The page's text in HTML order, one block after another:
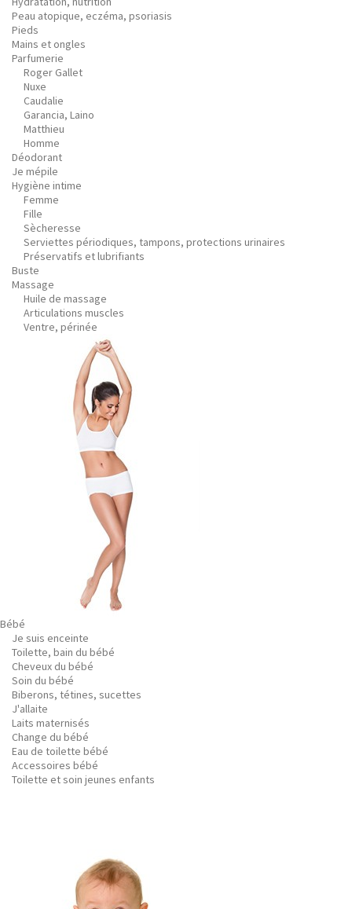
Peau atopique, eczéma, psoriasis
Pieds
Mains et ongles
Parfumerie
Roger Gallet
Nuxe
Caudalie
Garancia, Laino
Matthieu
Homme
Déodorant
Je mépile
Hygiène intime
Femme
Fille
Sècheresse
Serviettes périodiques, tampons, protections urinaires
Préservatifs et lubrifiants
Buste
Massage
Huile de massage
Articulations muscles
Ventre, périnée
Bébé
Je suis enceinte
Toilette, bain du bébé
Cheveux du bébé
Soin du bébé
Biberons, tétines, sucettes
J'allaite
Laits maternisés
Change du bébé
Eau de toilette bébé
Accessoires bébé
Toilette et soin jeunes enfants